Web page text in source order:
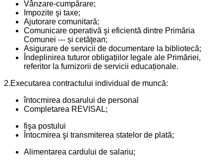
Vânzare-cumpărare;
Impozite şi taxe;
Ajutorare comunitară;
Comunicare operativă şi eficientă dintre Primăria
Comunei --- și cetăţean;
Asigurare de servicii de documentare la bibliotecă;
Îndeplinirea tuturor obligațiilor legale ale Primăriei,
referitor la furnizorii de servicii educaționale.
2.Executarea contractului individual de muncă:
întocmirea dosarului de personal
Completarea REVISAL;
fişa postului
Întocmirea şi transmiterea statelor de plată;
Alimentarea cardului de salariu;